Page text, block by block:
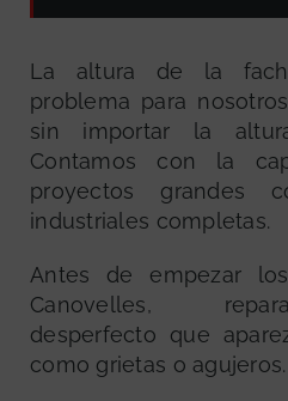
La altura de la
problema para
sin importar la
Contamos con la
proyectos grandes
industriales completas.
Antes de empezar
Canovelles,
desperfecto que
como grietas o agujeros.